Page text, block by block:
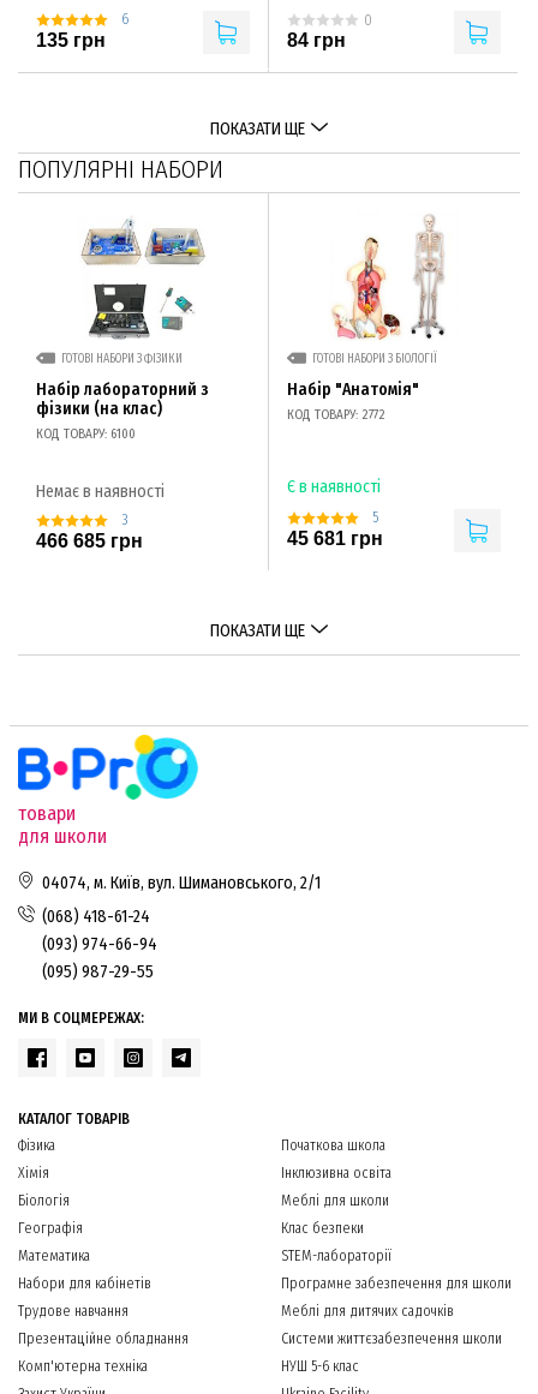
6
135 грн
0
84 грн
ПОКАЗАТИ ЩЕ
ПОПУЛЯРНІ НАБОРИ
ГОТОВІ НАБОРИ З ФІЗИКИ
Набір лабораторний з
фізики (на клас)
КОД ТОВАРУ: 6100
Немає в наявності
3
466 685 грн
ГОТОВІ НАБОРИ З БІОЛОГІЇ
Набір "Анатомія"
КОД ТОВАРУ: 2772
Є в наявності
5
45 681 грн
ПОКАЗАТИ ЩЕ
товари
для школи
04074, м. Київ, вул. Шимановського, 2/1
(068) 418-61-24
(093) 974-66-94
(095) 987-29-55
МИ В СОЦМЕРЕЖАХ:
КАТАЛОГ ТОВАРІВ
Фізика
Хімія
Біологія
Географія
Математика
Набори для кабінетів
Трудове навчання
Презентаційне обладнання
Комп'ютерна техніка
Початкова школа
Інклюзивна освіта
Меблі для школи
Клас безпеки
STEM-лабораторії
Програмне забезпечення для школи
Меблі для дитячих садочків
Системи життєзабезпечення школи
НУШ 5-6 клас